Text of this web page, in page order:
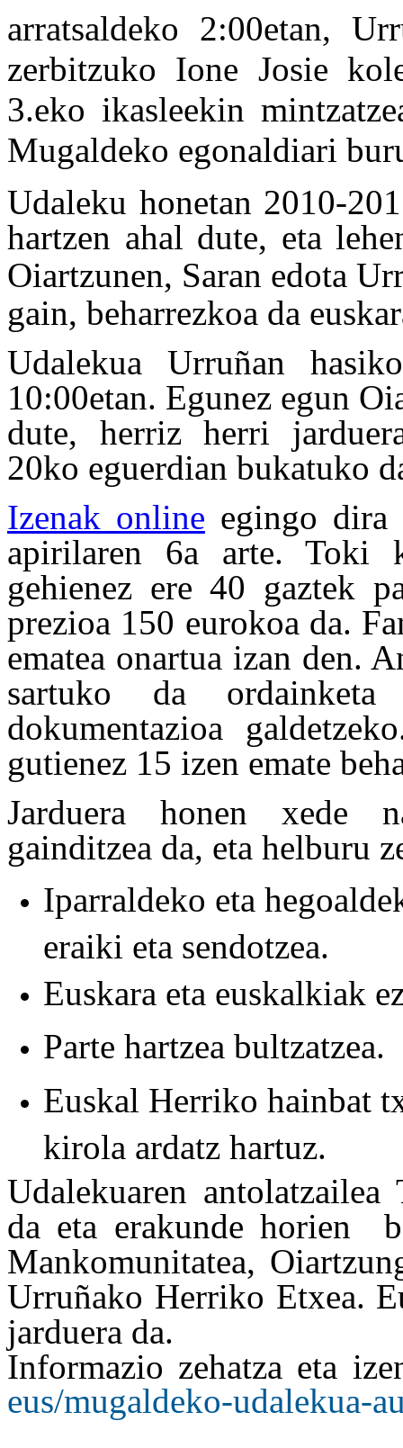
arratsaldeko 2:00etan,
zerbitzuko Ione Josie
3.eko ikasleekin
Mugaldeko egonaldiari
Udaleku honetan 2010-
hartzen ahal dute, eta
Oiartzunen, Saran edota
gain, beharrezkoa da
Udalekua Urruñan
10:00etan. Egunez egun
dute, herriz herri
20ko eguerdian bukatuko
Izenak online egingo dira
apirilaren 6a arte. Toki
gehienez ere 40 gaztek
prezioa 150 eurokoa da.
ematea onartua izan den.
sartuko da
dokumentazioa
gutienez 15 izen emate
Jarduera honen xede
gainditzea da, eta helburu
Iparraldeko eta
eraiki eta sendotzea.
Euskara eta euskalkiak
Parte hartzea bultzatzea.
Euskal Herriko hainbat
kirola ardatz hartuz.
Udalekuaren
da eta erakunde horien
Mankomunitatea,
Urruñako Herriko Etxea.
jarduera da.
Informazio zehatza eta
eus/mugaldeko-udalekua-